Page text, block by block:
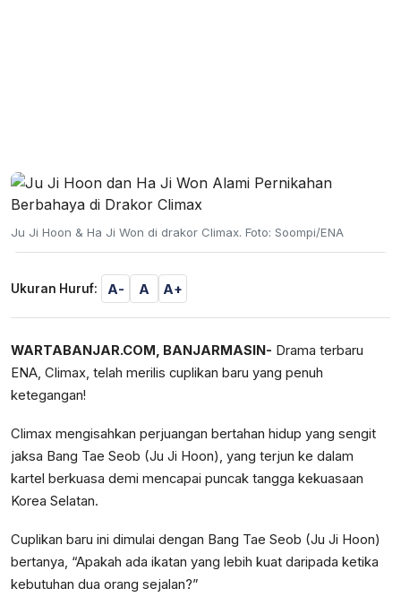
Ju Ji Hoon & Ha Ji Won di drakor Climax. Foto: Soompi/ENA
Ukuran Huruf: A- A A+
WARTABANJAR.COM, BANJARMASIN- Drama terbaru
ENA, Climax, telah merilis cuplikan baru yang penuh
ketegangan!
Climax mengisahkan perjuangan bertahan hidup yang sengit
jaksa Bang Tae Seob (Ju Ji Hoon), yang terjun ke dalam
kartel berkuasa demi mencapai puncak tangga kekuasaan
Korea Selatan.
Cuplikan baru ini dimulai dengan Bang Tae Seob (Ju Ji Hoon)
bertanya, “Apakah ada ikatan yang lebih kuat daripada ketika
kebutuhan dua orang sejalan?”